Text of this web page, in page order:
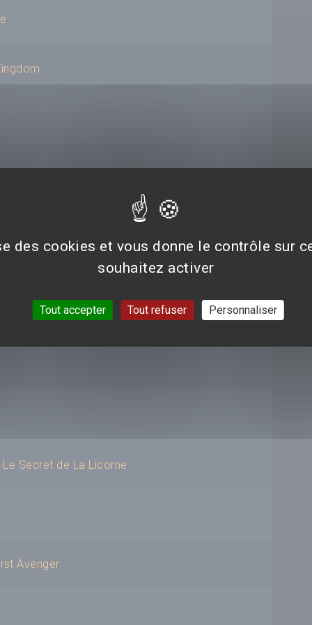
Secret de La Licorne
Avenger
des cookies et vous donne le contrôle sur
souhaitez activer
Tout accepter Tout refuser Personnaliser